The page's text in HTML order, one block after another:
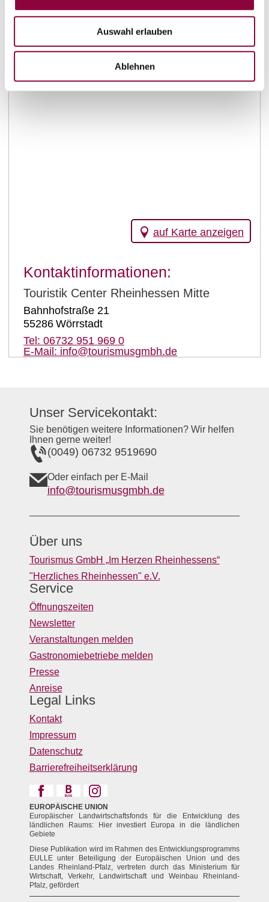
Auswahl erlauben
Ablehnen
auf Karte anzeigen
Kontaktinformationen:
Touristik Center Rheinhessen Mitte
Bahnhofstraße 21
55286 Wörrstadt
Tel: 06732 951 969 0
E-Mail: info@tourismusgmbh.de
Unser Servicekontakt:
Sie benötigen weitere Informationen? Wir helfen
Ihnen gerne weiter!
(0049) 06732 9519690
Oder einfach per E-Mail
info@tourismusgmbh.de
Über uns
Tourismus GmbH „Im Herzen Rheinhessens“
"Herzliches Rheinhessen" e.V.
Service
Öffnungszeiten
Newsletter
Veranstaltungen melden
Gastronomiebetriebe melden
Presse
Anreise
Legal Links
Kontakt
Impressum
Datenschutz
Barrierefreiheitserklärung
EUROPÄISCHE UNION
Europäischer Landwirtschaftsfonds für die Entwicklung des
ländlichen Raums: Hier investiert Europa in die ländlichen
Gebiete
Diese Publikation wird im Rahmen des Entwicklungsprogramms
EULLE unter Beteiligung der Europäischen Union und des
Landes Rheinland-Pfalz, vertreten durch das Ministerium für
Wirtschaft, Verkehr, Landwirtschaft und Weinbau Rheinland-
Pfalz, gefördert